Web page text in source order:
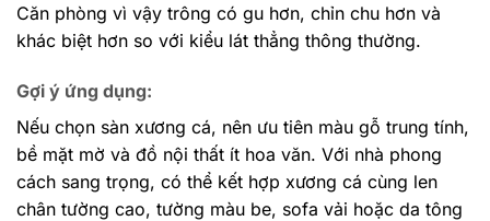
Căn phòng vì vậy trông có gu hơn, chỉn chu hơn và
khác biệt hơn so với kiểu lát thẳng thông thường.
Gợi ý ứng dụng:
Nếu chọn sàn xương cá, nên ưu tiên màu gỗ trung tính,
bề mặt mờ và đồ nội thất ít hoa văn. Với nhà phong
cách sang trọng, có thể kết hợp xương cá cùng len
chân tường cao, tường màu be, sofa vải hoặc da tông